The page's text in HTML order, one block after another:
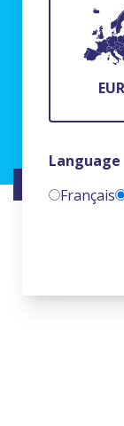
Language
Français
BFR
24 rue
91090